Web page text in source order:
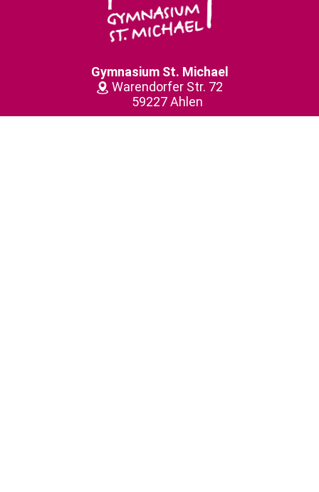
Gymnasium St. Michael
Warendorfer Str. 72
59227 Ahlen